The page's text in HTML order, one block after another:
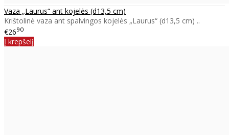
Vaza „Laurus“ ant kojelės (d13,5 cm)
Krištolinė vaza ant spalvingos kojelės „Laurus“ (d13,5 cm) ..
€2690
Į krepšelį